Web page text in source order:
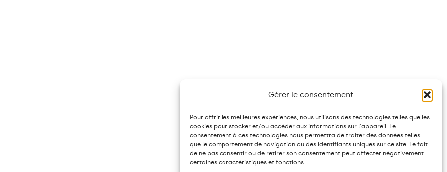
Gérer le consentement
Pour offrir les meilleures expériences, nous utilisons des technologies telles que les
cookies pour stocker et/ou accéder aux informations sur l'appareil. Le
consentement à ces technologies nous permettra de traiter des données telles
que le comportement de navigation ou des identifiants uniques sur ce site. Le fait
de ne pas consentir ou de retirer son consentement peut affecter négativement
certaines caractéristiques et fonctions.